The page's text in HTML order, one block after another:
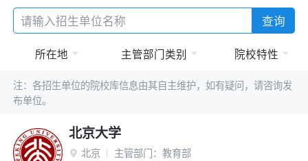
查询
所在地 主管部门类别 院校特性
注：各招生单位的院校库信息由其自主维护，如有疑问，请咨询发
布单位。
北京大学
 北京 主管部门： 教育部